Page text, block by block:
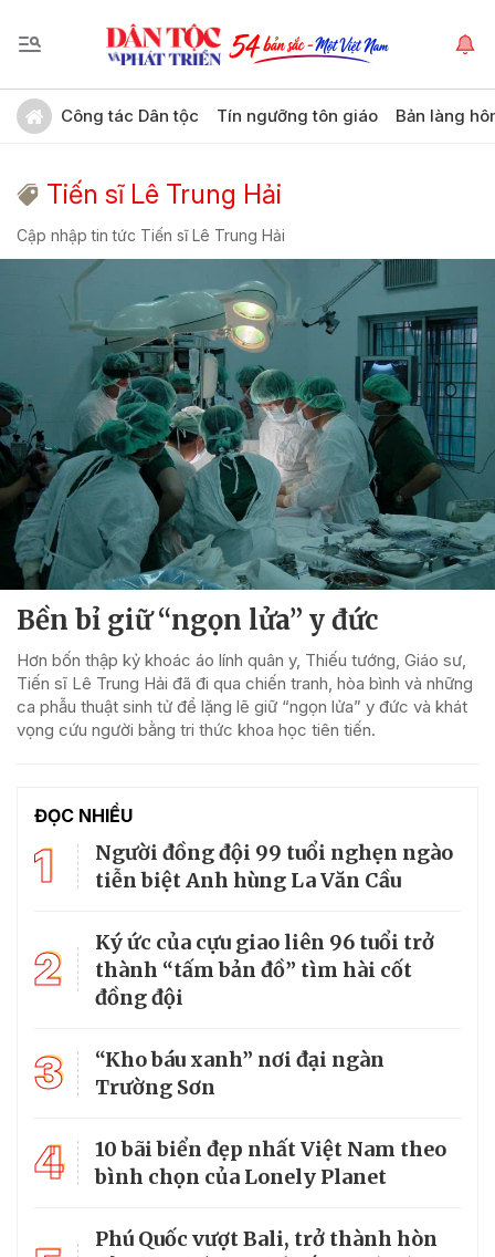
Công tác Dân tộc Tín ngưỡng tôn giáo Bản làng
Tiến sĩ Lê Trung Hải
Cập nhập tin tức Tiến sĩ Lê Trung Hải
Bền bỉ giữ “ngọn lửa” y đức
Hơn bốn thập kỷ khoác áo lính quân y, Thiếu tướng, Giáo sư,
Tiến sĩ Lê Trung Hải đã đi qua chiến tranh, hòa bình và những
ca phẫu thuật sinh tử để lặng lẽ giữ “ngọn lửa” y đức và khát
vọng cứu người bằng tri thức khoa học tiên tiến.
ĐỌC NHIỀU
1
Người đồng đội 99 tuổi nghẹn ngào
tiễn biệt Anh hùng La Văn Cầu
2
Ký ức của cựu giao liên 96 tuổi trở
thành “tấm bản đồ” tìm hài cốt
đồng đội
3
“Kho báu xanh” nơi đại ngàn
Trường Sơn
4
10 bãi biển đẹp nhất Việt Nam theo
bình chọn của Lonely Planet
Phú Quốc vượt Bali, trở thành hòn